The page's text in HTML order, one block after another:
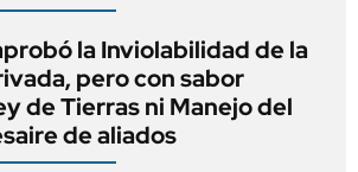
la Inviolabilidad de la
pero con sabor
de Tierras ni Manejo del
de aliados